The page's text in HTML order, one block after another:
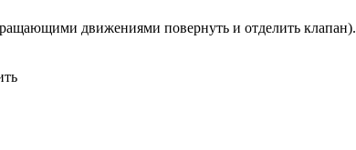
движениями повернуть и отделить клапан).